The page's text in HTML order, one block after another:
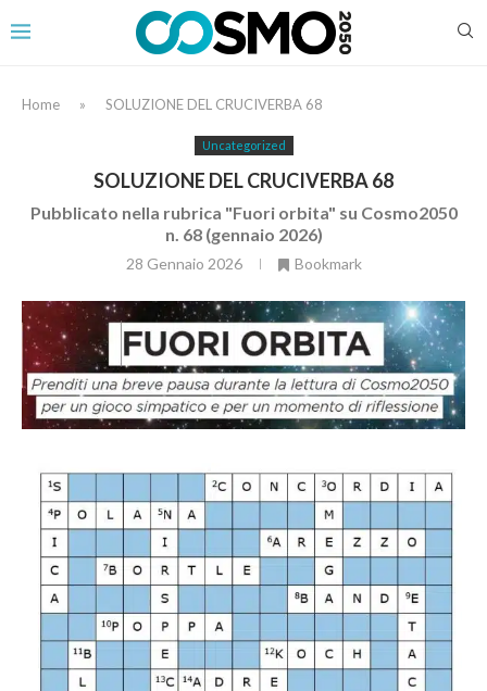
Home » SOLUZIONE DEL CRUCIVERBA 68
Uncategorized
SOLUZIONE DEL CRUCIVERBA 68
Pubblicato nella rubrica "Fuori orbita" su Cosmo2050
n. 68 (gennaio 2026)
28 Gennaio 2026 Bookmark